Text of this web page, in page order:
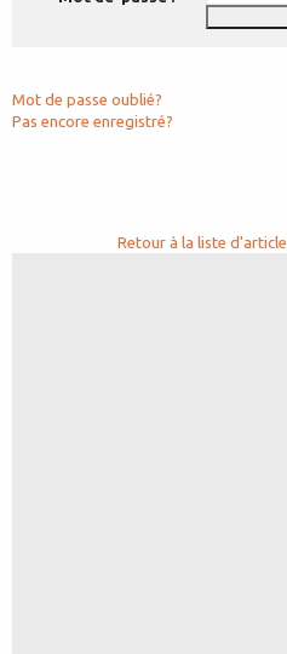
Mot de passe oublié?
Pas encore enregistré?
Retour à la liste d'article